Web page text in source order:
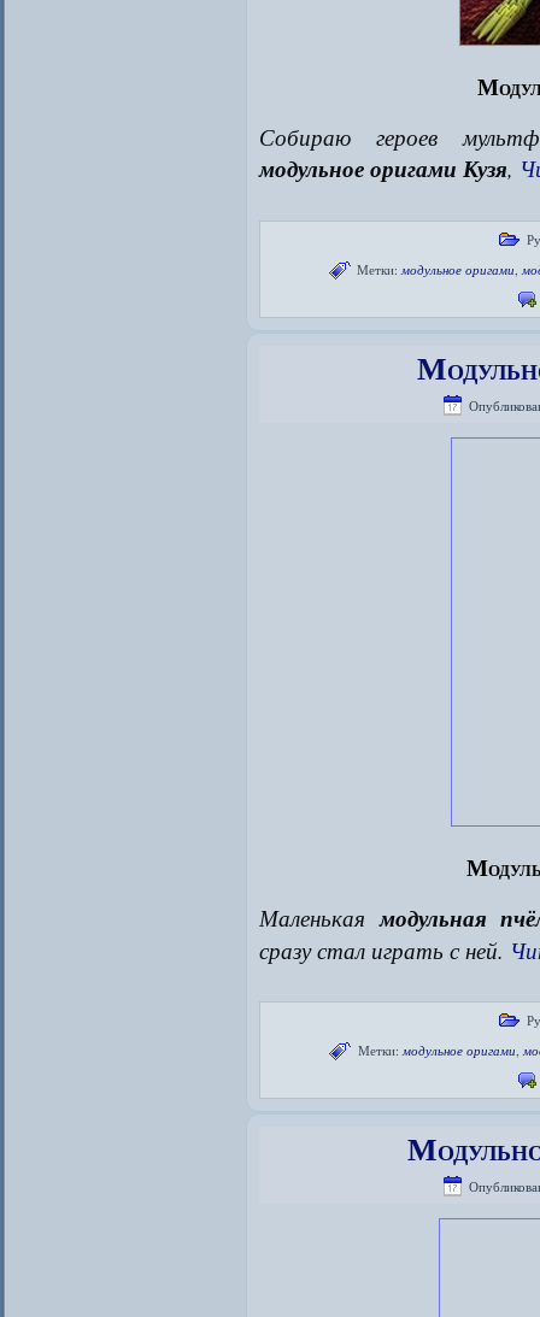
Собираю героев
модульное оригами Кузя,
Метки: модульное оригами,
Маленькаямодульная
сразу стал играть с ней.
Метки: модульное оригами,